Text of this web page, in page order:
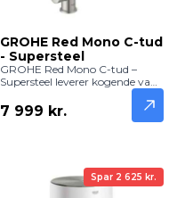
GROHE Red Mono C-tud
- Supersteel
GROHE Red Mono C-tud –
Supersteel leverer kogende vand
direkte fra køkkenhanen med
en moderne og holdbar
Supersteel-finish. Perfekt til te,
7 999 kr.
Spar 2 625 kr.